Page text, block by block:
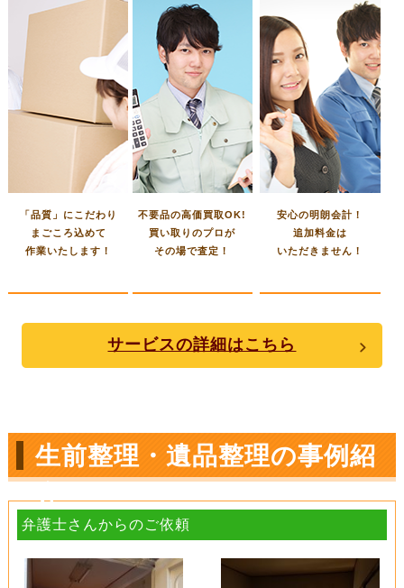
「品質」にこだわり
まごころ込めて
作業いたします！
不要品の高価買取OK!
買い取りのプロが
その場で査定！
安心の明朗会計！
追加料金は
いただきません！
サービスの詳細はこちら
生前整理・遺品整理の事例紹
介
弁護士さんからのご依頼